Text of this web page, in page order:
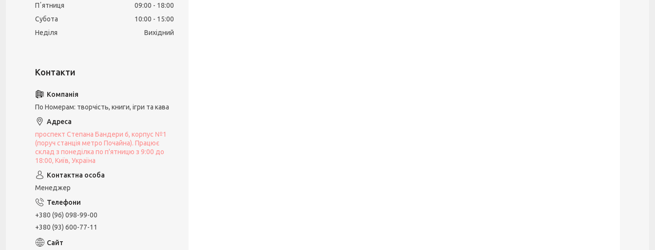
Пʼятниця
09:00
18:00
Субота
10:00
15:00
Неділя
Вихідний
По Номерам: творчість, книги, ігри та кава
проспект Степана Бандери 6, корпус №1
(поруч станція метро Почайна). Працює
склад з понеділка по п'ятницю з 9:00 до
18:00, Київ, Україна
Менеджер
+380 (96) 098-99-00
+380 (93) 600-77-11